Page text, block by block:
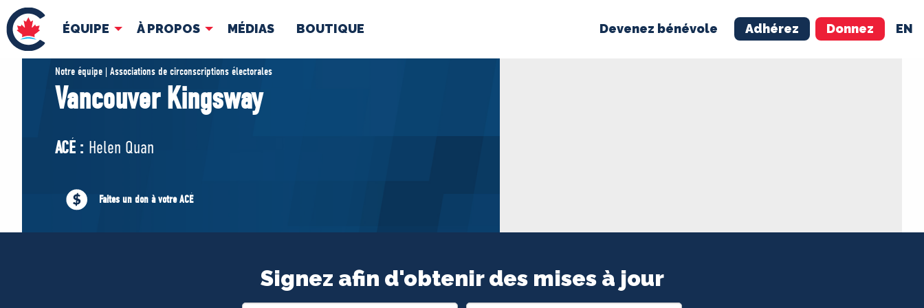
ÉQUIPE À PROPOS MÉDIAS BOUTIQUE Devenez bénévole Adhérez Donnez EN
ÉQUIPE
Pierre Poilievre
Cabinet fantôme
ACÉ
À PROPOS MÉDIAS
BOUTIQUE
Notre équipe | Associations de circonscriptions électorales
Vancouver Kingsway
ACÉ : Helen Quan
Faites un don à votre ACÉ
Signez afin d'obtenir des mises à jour